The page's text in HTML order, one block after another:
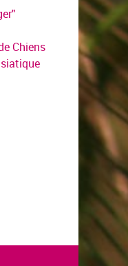
en
Chiens